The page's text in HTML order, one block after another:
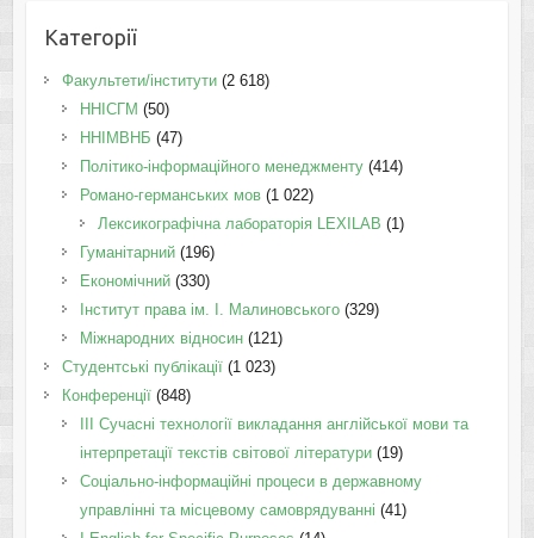
Категорії
Факультети/інститути(2 618)
ННІСГМ (50)
ННІМВНБ (47)
Політико-інформаційного менеджменту(414)
Романо-германських мов(1 022)
Лексикографічна лабораторія LEXILAB (1)
Гуманітарний(196)
Економічний(330)
Інститут права ім. І. Малиновського(329)
Міжнародних відносин(121)
Студентські публікації(1 023)
Конференції(848)
III Сучасні технології викладання англійської мови та
інтерпретації текстів світової літератури(19)
Соціально-інформаційні процеси в державному
управлінні та місцевому самоврядуванні (41)